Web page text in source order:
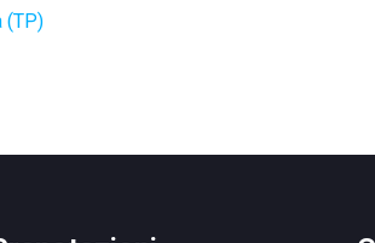
(TP)